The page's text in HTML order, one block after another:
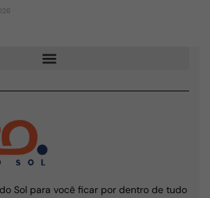
Sol para você ficar por dentro de tudo